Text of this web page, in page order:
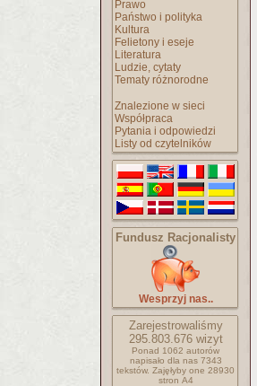
Prawo
Państwo i polityka
Kultura
Felietony i eseje
Literatura
Ludzie, cytaty
Tematy różnorodne
Znalezione w sieci
Współpraca
Pytania i odpowiedzi
Listy od czytelników
Fundusz Racjonalisty
Wesprzyj nas..
Zarejestrowaliśmy
295.803.676wizyt
Ponad 1062 autorów
napisało dla nas 7343
tekstów. Zajęłyby one 28930
stron A4